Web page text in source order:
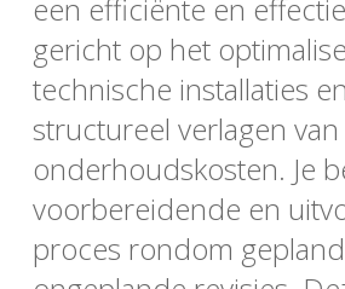
een efficiënte en
gericht op het
technische installaties
structureel verlagen
onderhoudskosten. Je
voorbereidende en
proces rondom